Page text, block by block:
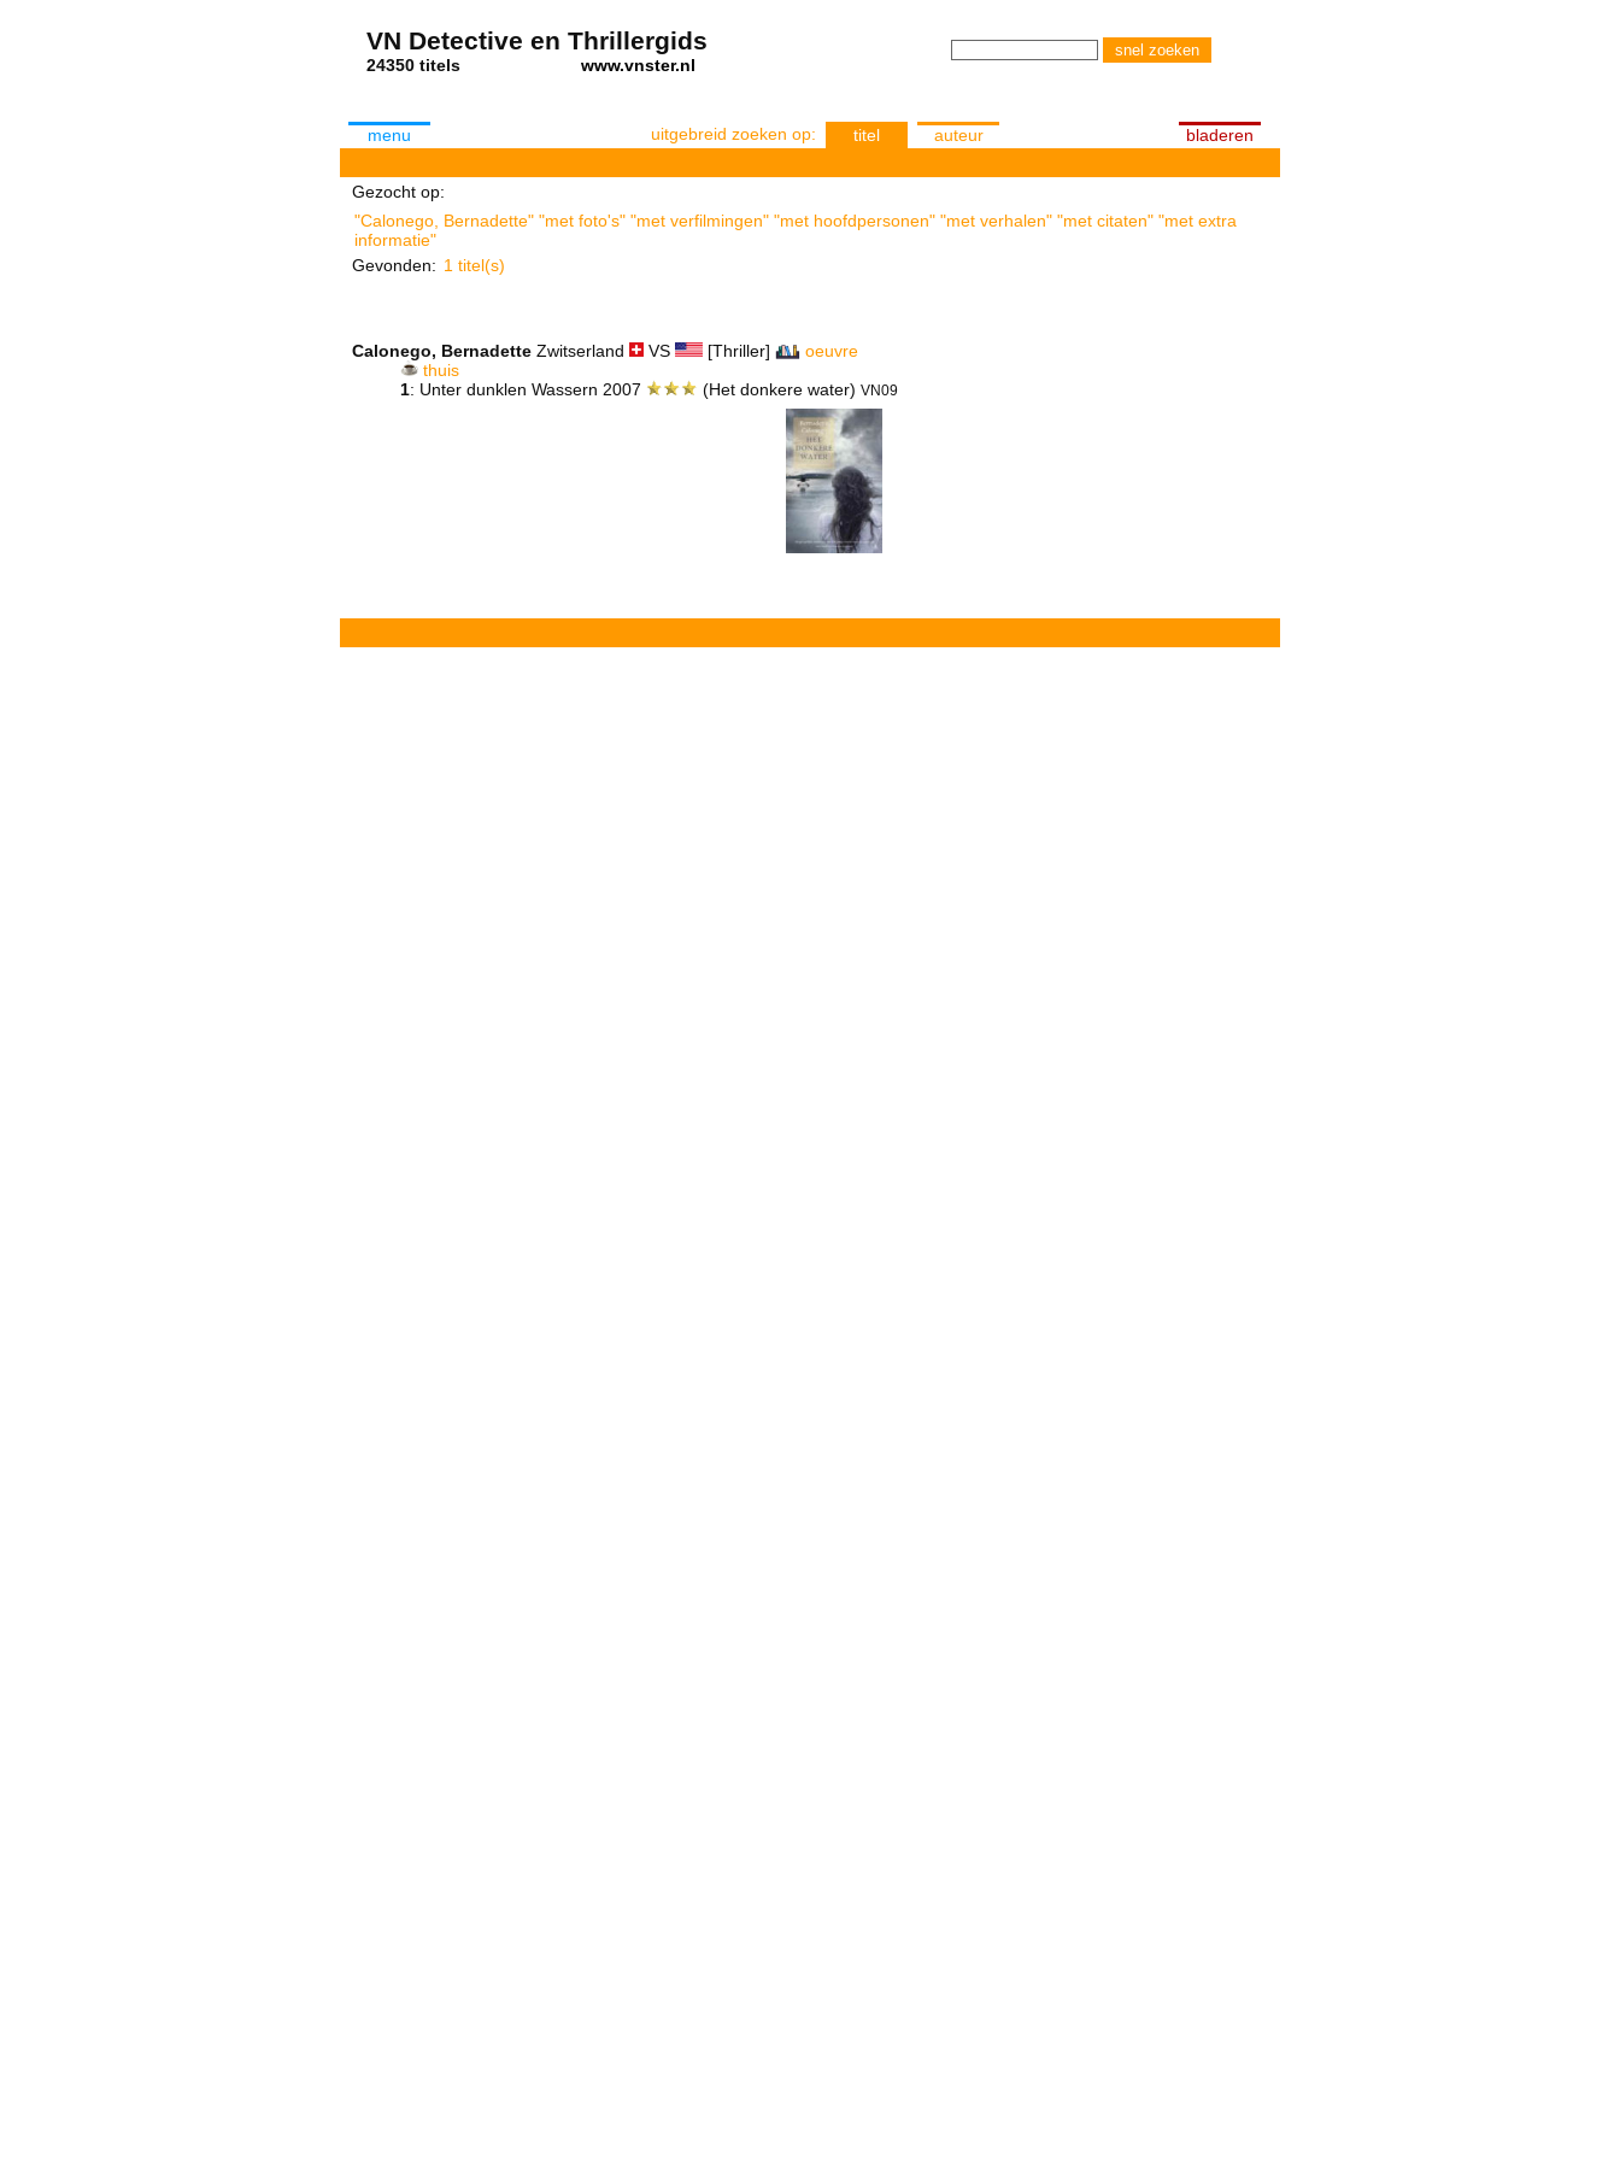
VN Detective en Thrillergids
24350 titels www.vnster.nl
menu uitgebreid zoeken op: titel auteur bladeren
Gezocht op:
"Calonego, Bernadette" "met foto's" "met verfilmingen" "met hoofdpersonen" "met verhalen" "met citaten" "met extra
informatie"
Gevonden: 1 titel(s)
Calonego, Bernadette Zwitserland VS [Thriller]
oeuvre
thuis
1: Unter dunklen Wassern 2007 (Het donkere water)VN09